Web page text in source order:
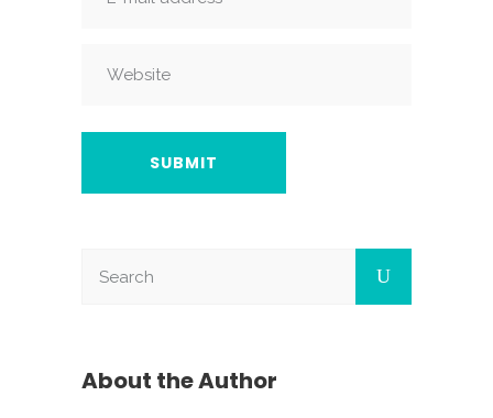
About the Author